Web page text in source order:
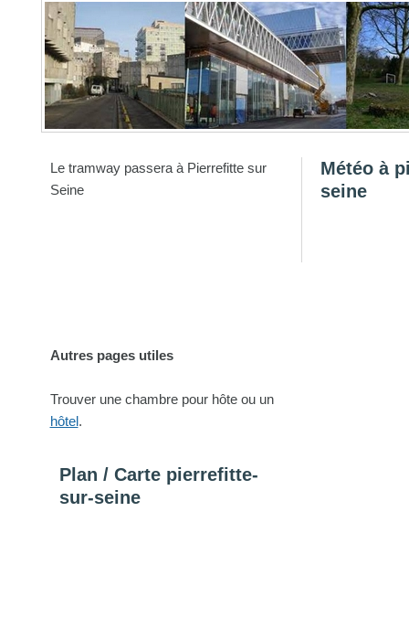
Le tramway passera à Pierrefitte sur
Seine
Autres pages utiles
Trouver une chambre pour hôte ou un
hôtel.
Météo à
seine
Plan / Carte pierrefitte-
sur-seine